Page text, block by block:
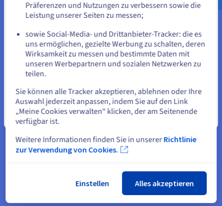
IDC
führendes Unternehmen hervor: Private Hosted Cloud
Services in Europe, T2 2020. Wir sind damit das einzige
europäische Unternehmen in der Kategorie „Leader“.
„Contender“ angeführt: Worldwide Public Cloud
Infrastructure as a Service 2020 Vendor Assessment.
OVHcloud ist das einzige europäische Unternehmen unter
oder
Auf der aktuellen Website bleiben
Eine andere Website wählen
Schließen
Präferenzen und Nutzungen zu verbessern sowie die
Leistung unserer Seiten zu messen;
sowie Social-Media- und Drittanbieter-Tracker: die es
uns ermöglichen, gezielte Werbung zu schalten, deren
Wirksamkeit zu messen und bestimmte Daten mit
unseren Werbepartnern und sozialen Netzwerken zu
teilen.
Sie können alle Tracker akzeptieren, ablehnen oder Ihre
Auswahl jederzeit anpassen, indem Sie auf den Link
„Meine Cookies verwalten“ klicken, der am Seitenende
verfügbar ist.
Weitere Informationen finden Sie in unserer Richtlinie
zur Verwendung von Cookies.
Einstellen Alles akzeptieren